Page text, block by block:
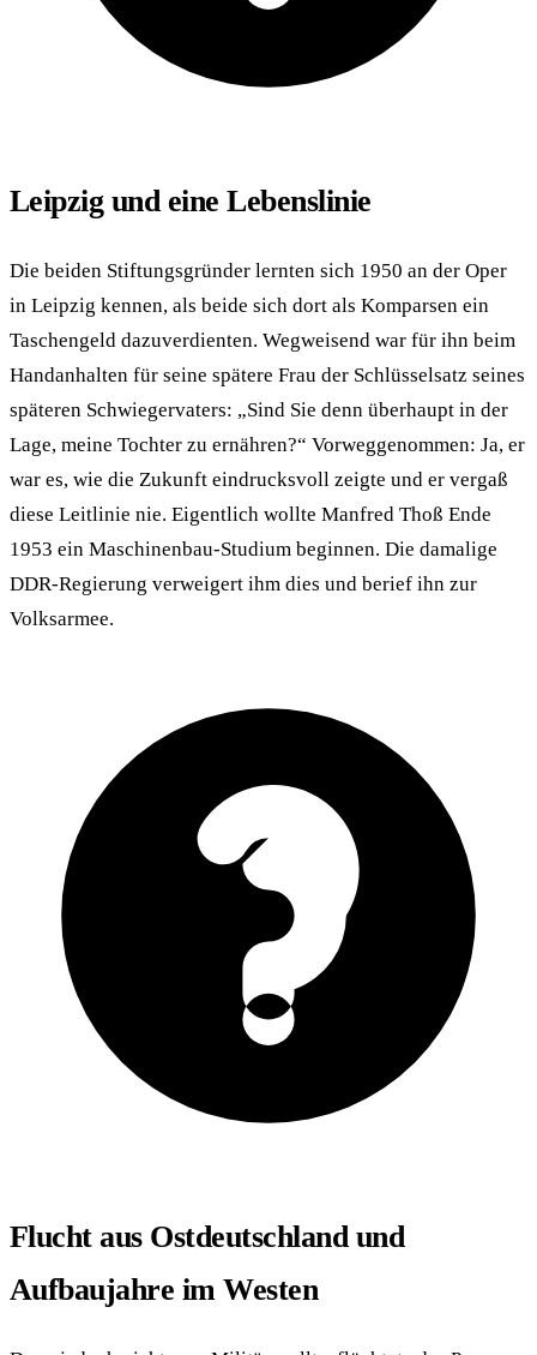
Leipzig und eine Lebenslinie
Die beiden Stiftungsgründer lernten sich 1950 an der Oper
in Leipzig kennen, als beide sich dort als Komparsen ein
Taschengeld dazuverdienten. Wegweisend war für ihn beim
Handanhalten für seine spätere Frau der Schlüsselsatz seines
späteren Schwiegervaters: „Sind Sie denn überhaupt in der
Lage, meine Tochter zu ernähren?“ Vorweggenommen: Ja, er
war es, wie die Zukunft eindrucksvoll zeigte und er vergaß
diese Leitlinie nie. Eigentlich wollte Manfred Thoß Ende
1953 ein Maschinenbau-Studium beginnen. Die damalige
DDR-Regierung verweigert ihm dies und berief ihn zur
Volksarmee.
Flucht aus Ostdeutschland und
Aufbaujahre im Westen